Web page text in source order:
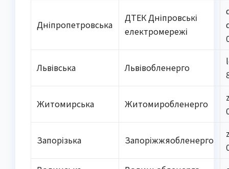
Дніпропетровська
ДТЕК Дніпровські
електромережі
Львівська Львівобленерго
Житомирська Житомиробленерго
Запорізька Запоріжжяобленерго